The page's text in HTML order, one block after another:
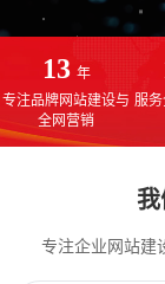
13 年
专注品牌网站建设与
全网营销
服
专注企业网站建